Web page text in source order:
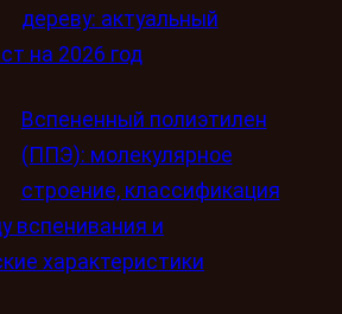
дереву: актуальный
на 2026 год
Вспененный полиэтилен
(ППЭ): молекулярное
строение, классификация
вспенивания и
характеристики